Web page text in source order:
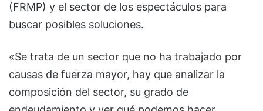
(FRMP) y el sector de los espectáculos para
buscar posibles soluciones.
«Se trata de un sector que no ha trabajado por
causas de fuerza mayor, hay que analizar la
composición del sector, su grado de